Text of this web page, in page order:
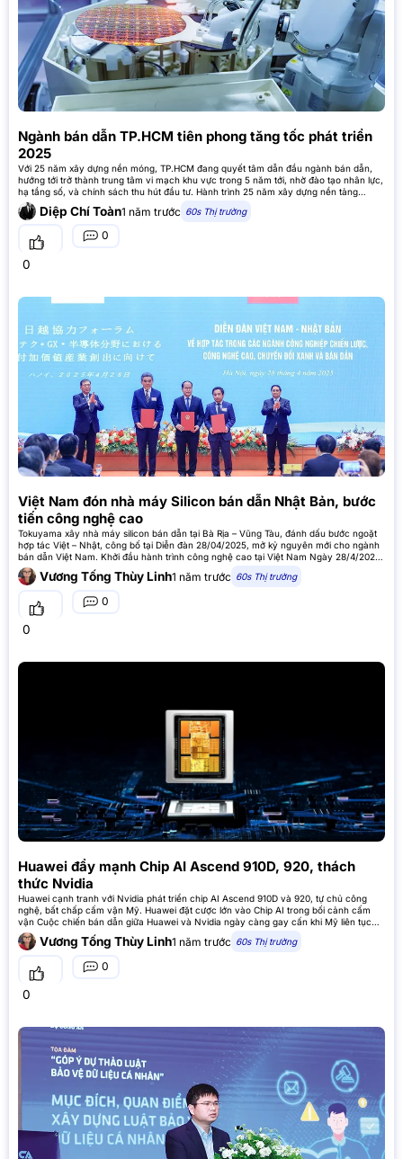
Ngành bán dẫn TP.HCM tiên phong tăng tốc phát triển
2025
Với 25 năm xây dựng nền móng, TP.HCM đang quyết tâm dẫn đầu ngành bán dẫn,
hướng tới trở thành trung tâm vi mạch khu vực trong 5 năm tới, nhờ đào tạo nhân lực,
hạ tầng số, và chính sách thu hút đầu tư. Hành trình 25 năm xây dựng nền tảng
TP.HCM đã
Diệp Chí Toàn1 năm trước 60s Thị trường
0
0
Việt Nam đón nhà máy Silicon bán dẫn Nhật Bản, bước
tiến công nghệ cao
Tokuyama xây nhà máy silicon bán dẫn tại Bà Rịa – Vũng Tàu, đánh dấu bước ngoặt
hợp tác Việt – Nhật, công bố tại Diễn đàn 28/04/2025, mở kỷ nguyên mới cho ngành
bán dẫn Việt Nam. Khởi đầu hành trình công nghệ cao tại Việt Nam Ngày 28/4/2025,
tại Diễn đàn Hợp tác
Vương Tống Thùy Linh1 năm trước 60s Thị trường
0
0
Huawei đẩy mạnh Chip AI Ascend 910D, 920, thách
thức Nvidia
Huawei cạnh tranh với Nvidia phát triển chip AI Ascend 910D và 920, tự chủ công
nghệ, bất chấp cấm vận Mỹ. Huawei đặt cược lớn vào Chip AI trong bối cảnh cấm
vận Cuộc chiến bán dẫn giữa Huawei và Nvidia ngày càng gay cấn khi Mỹ liên tục
siết chặt các lệnh cấm
Vương Tống Thùy Linh1 năm trước 60s Thị trường
0
0